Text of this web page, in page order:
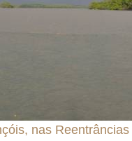
nas